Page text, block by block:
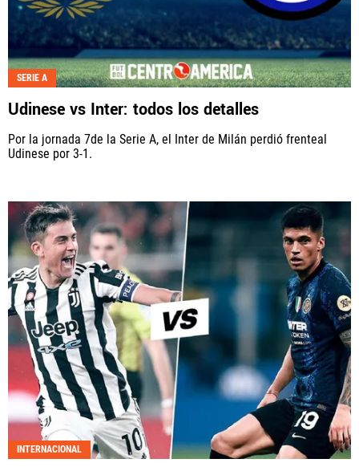
SERIE A
Udinese vs Inter: todos los detalles
Por la jornada 7de la Serie A, el Inter de Milán perdió frenteal
Udinese por 3-1.
INTERNACIONAL